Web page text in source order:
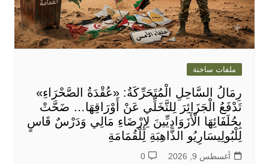
ملفات ساخنة
رِمَالُ السَّاحِلِ الْمُتَحَرِّكَةُ: «عُقْدَةُ الصَّحْرَاءِ»
تَدْفَعُ الْجَزَائِرَ لِلتَّخَلِّي عَنْ أَوْرَاقِهَا… ضَحَّتْ
بِحُلَفَائِهَا الْأَزَوَادِيِّينَ لِإِرْضَاءِ مَالِي وَدَرْسٌ قَاسٍ
لِلْبُولِيسَارِيُو الذَّاهِبَةِ لِلْقُمَامَةِ
أغسطس 9, 2026 0